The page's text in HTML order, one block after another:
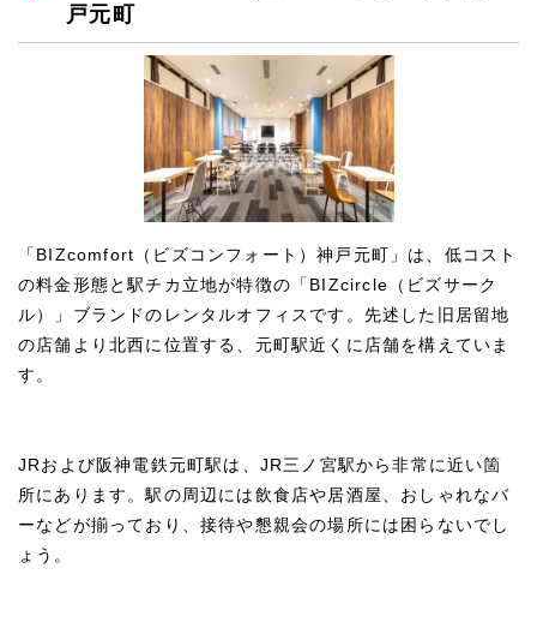
戸元町
「BIZcomfort（ビズコンフォート）神戸元町」は、低コスト
の料金形態と駅チカ立地が特徴の「BIZcircle（ビズサーク
ル）」ブランドのレンタルオフィスです。先述した旧居留地
の店舗より北西に位置する、元町駅近くに店舗を構えていま
す。
JRおよび阪神電鉄元町駅は、JR三ノ宮駅から非常に近い箇
所にあります。駅の周辺には飲食店や居酒屋、おしゃれなバ
ーなどが揃っており、接待や懇親会の場所には困らないでし
ょう。